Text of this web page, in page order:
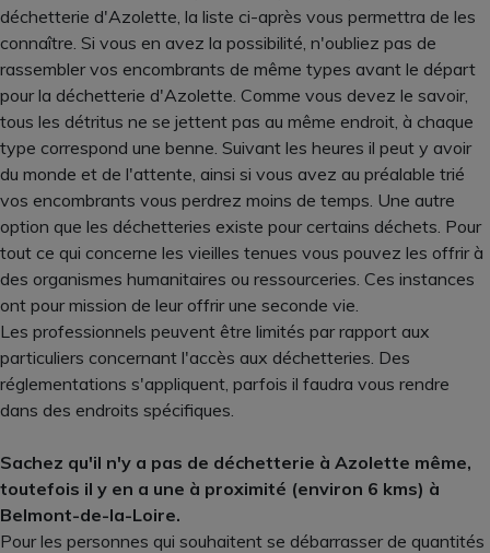
déchetterie d'Azolette, la liste ci-après vous permettra de les
connaître. Si vous en avez la possibilité, n'oubliez pas de
rassembler vos encombrants de même types avant le départ
pour la déchetterie d'Azolette. Comme vous devez le savoir,
tous les détritus ne se jettent pas au même endroit, à chaque
type correspond une benne. Suivant les heures il peut y avoir
du monde et de l'attente, ainsi si vous avez au préalable trié
vos encombrants vous perdrez moins de temps. Une autre
option que les déchetteries existe pour certains déchets. Pour
tout ce qui concerne les vieilles tenues vous pouvez les offrir à
des organismes humanitaires ou ressourceries. Ces instances
ont pour mission de leur offrir une seconde vie.
Les professionnels peuvent être limités par rapport aux
particuliers concernant l'accès aux déchetteries. Des
réglementations s'appliquent, parfois il faudra vous rendre
dans des endroits spécifiques.
Sachez qu'il n'y a pas de déchetterie à Azolette même,
toutefois il y en a une à proximité (environ 6 kms) à
Belmont-de-la-Loire.
Pour les personnes qui souhaitent se débarrasser de quantités